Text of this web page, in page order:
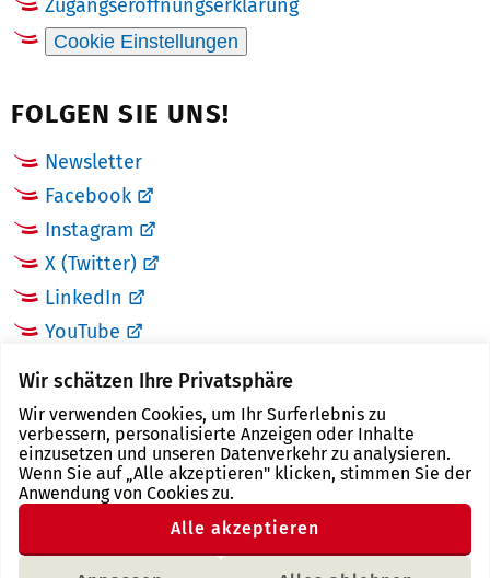
Wir schätzen Ihre Privatsphäre
Wir verwenden Cookies, um Ihr Surferlebnis zu
verbessern, personalisierte Anzeigen oder Inhalte
einzusetzen und unseren Datenverkehr zu analysieren.
Wenn Sie auf „Alle akzeptieren" klicken, stimmen Sie der
Anwendung von Cookies zu.
Alle akzeptieren
Zugangseröffnungserklärung
Cookie Einstellungen
FOLGEN SIE UNS!
Newsletter
Facebook
Instagram
X (Twitter)
LinkedIn
YouTube
LINKS
Landkreis Zwickau
Tourismusregion Zwickau
Freistaat Sachsen
Region Zwickau